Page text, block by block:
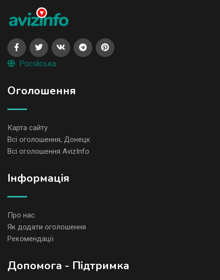
Російська
Оголошення
Карта сайту
Всі оголошення, Донецк
Всі оголошення AvizInfo
Iнформація
Про нас
Як додати оголошення
Рекомендації
Допомога - Підтримка